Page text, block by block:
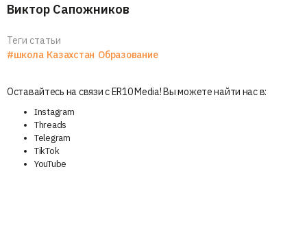
Виктор Сапожников
Теги статьи
#школа Казахстан Образование
Оставайтесь на связи с ER10 Media! Вы можете найти нас в:
Instagram
Threads
Telegram
TikTok
YouTube